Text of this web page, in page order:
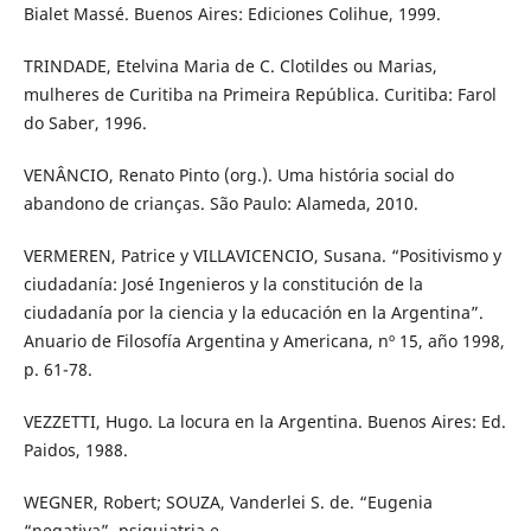
Bialet Massé. Buenos Aires: Ediciones Colihue, 1999.
TRINDADE, Etelvina Maria de C. Clotildes ou Marias,
mulheres de Curitiba na Primeira República. Curitiba: Farol
do Saber, 1996.
VENÂNCIO, Renato Pinto (org.). Uma história social do
abandono de crianças. São Paulo: Alameda, 2010.
VERMEREN, Patrice y VILLAVICENCIO, Susana. “Positivismo y
ciudadanía: José Ingenieros y la constitución de la
ciudadanía por la ciencia y la educación en la Argentina”.
Anuario de Filosofía Argentina y Americana, nº 15, año 1998,
p. 61-78.
VEZZETTI, Hugo. La locura en la Argentina. Buenos Aires: Ed.
Paidos, 1988.
WEGNER, Robert; SOUZA, Vanderlei S. de. “Eugenia